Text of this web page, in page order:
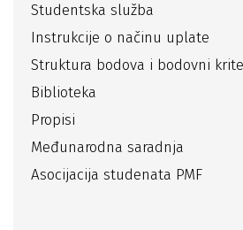
Studentska služba
Instrukcije o načinu uplate
Struktura bodova i bodovni
Biblioteka
Propisi
Međunarodna saradnja
Asocijacija studenata PMF